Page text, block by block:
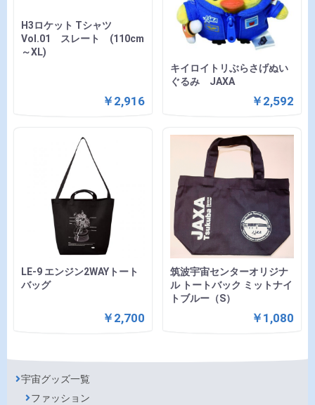
H3ロケット Tシャツ
Vol.01 スレート (110cm
～XL)
￥2,916
キイロイトリぶらさげぬい
ぐるみ JAXA
￥2,592
LE-9 エンジン2WAYトート
バッグ
￥2,700
筑波宇宙センターオリジナ
ル トートバック ミットナイ
トブルー（S）
￥1,080
宇宙グッズ一覧
ファッション